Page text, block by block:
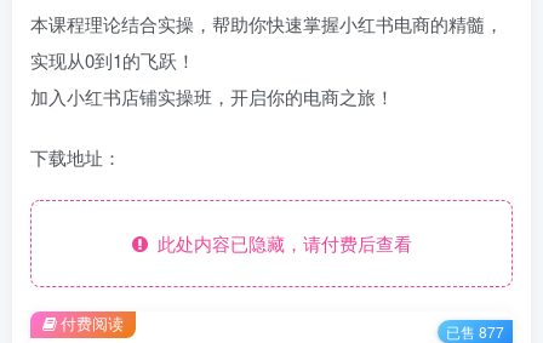
本课程理论结合实操，帮助你快速掌握小红书电商的精髓，
实现从0到1的飞跃！
加入小红书店铺实操班，开启你的电商之旅！
下载地址：
此处内容已隐藏，请付费后查看
付费阅读 已售 877